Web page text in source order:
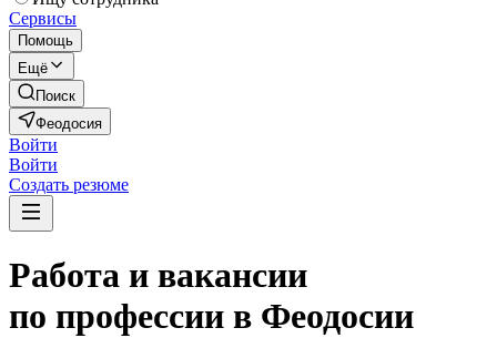
Сервисы
Помощь
Ещё
Поиск
Феодосия
Войти
Войти
Создать резюме
Работа и вакансии
по профессии в Феодосии